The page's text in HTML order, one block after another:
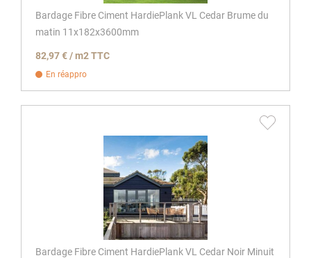
Bardage Fibre Ciment HardiePlank VL Cedar Brume du
matin 11x182x3600mm
82,97 € / m2 TTC
En réappro
Bardage Fibre Ciment HardiePlank VL Cedar Noir Minuit